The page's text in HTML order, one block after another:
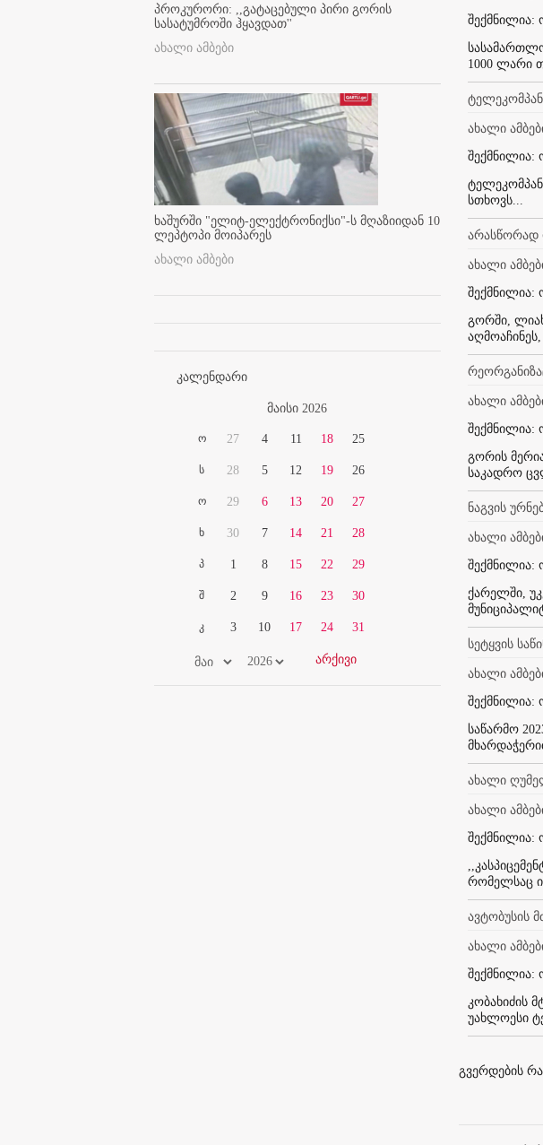
პროკურორი: ,,გატაცებული პირი გორის
სასატუმროში ჰყავდათ''
ახალი ამბები
ხაშურში "ელიტ-ელექტრონიქსი"-ს მღაზიიდან 10
ლეპტოპი მოიპარეს
ახალი ამბები
კალენდარი
მაისი 2026
ო
ს
ო
ხ
პ
შ
კ
27
28
29
30
1
2
3
4
5
6
7
8
9
10
11
12
13
14
15
16
17
18
19
20
21
22
23
24
25
26
27
28
29
30
31
შექმნილია:
1000 ლარი
ახალი
შექმნილია:
სთხოვს...
არასწორად
ახალი
შექმნილია:
გორში,
ახალი
შექმნილია:
გორის
საკადრო
ნაგვის
ახალი
შექმნილია:
ქარელში,
სეტყვის
ახალი
შექმნილია:
საწარმო
ახალი
ახალი
შექმნილია:
რომელსაც
ავტობუსის
ახალი
შექმნილია:
კობახიძის
უახლოესი
გვერდების